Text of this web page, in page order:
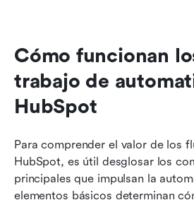
Cómo funcionan
trabajo de
HubSpot
Para comprender el valor de los
HubSpot, es útil desglosar los
principales que impulsan la
elementos básicos determinan